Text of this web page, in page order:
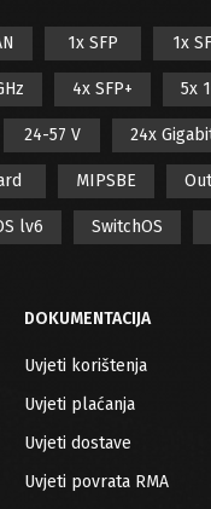
1x SFP 1x
4x SFP+ 5x
24-57 V 24x
MIPSBE
lv6 SwitchOS
DOKUMENTACIJA
Uvjeti korištenja
Uvjeti plaćanja
Uvjeti dostave
Uvjeti povrata RMA